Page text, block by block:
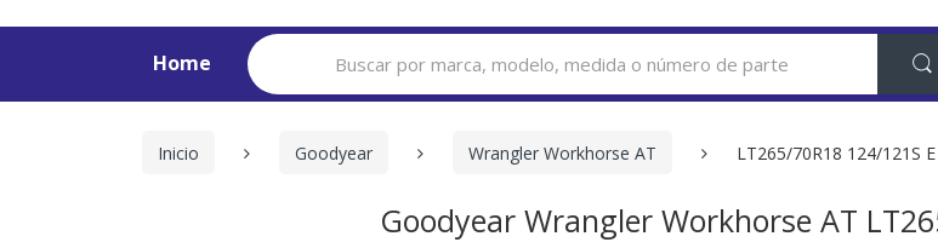
Home
Search
for:
Inicio Goodyear Wrangler Workhorse AT LT265/70R18 124/121S E
Goodyear Wrangler Workhorse AT